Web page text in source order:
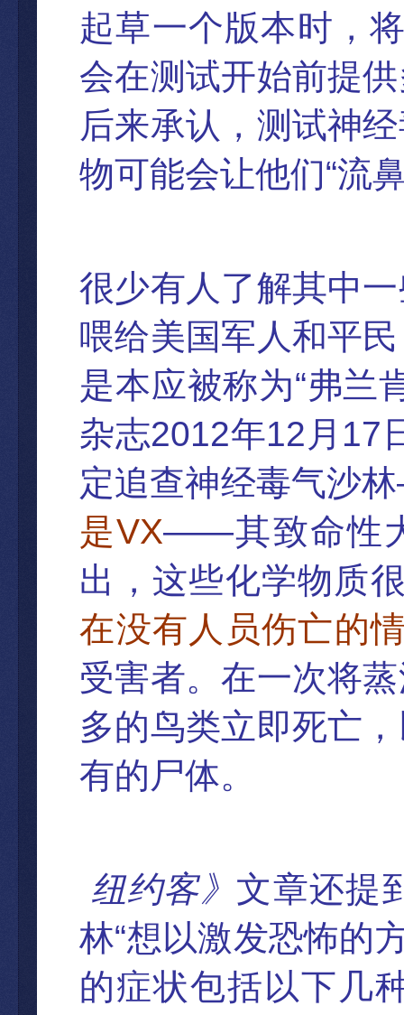
起草一个版本时，
会在测试开始前提
后来承认，测试神
物可能会让他们“流
很少有人了解其中
喂给美国军人和平
是本应被称为“弗兰
杂志2012年12 月 17
定追查神经毒气沙林
是VX——其致命性
出，这些化学物质
在没有人 员伤亡的
受害者。在一次将
多的鸟类立即死亡
有的尸体。
纽约客》 文章还提
林“想以激发恐怖的
的症状包括以下几